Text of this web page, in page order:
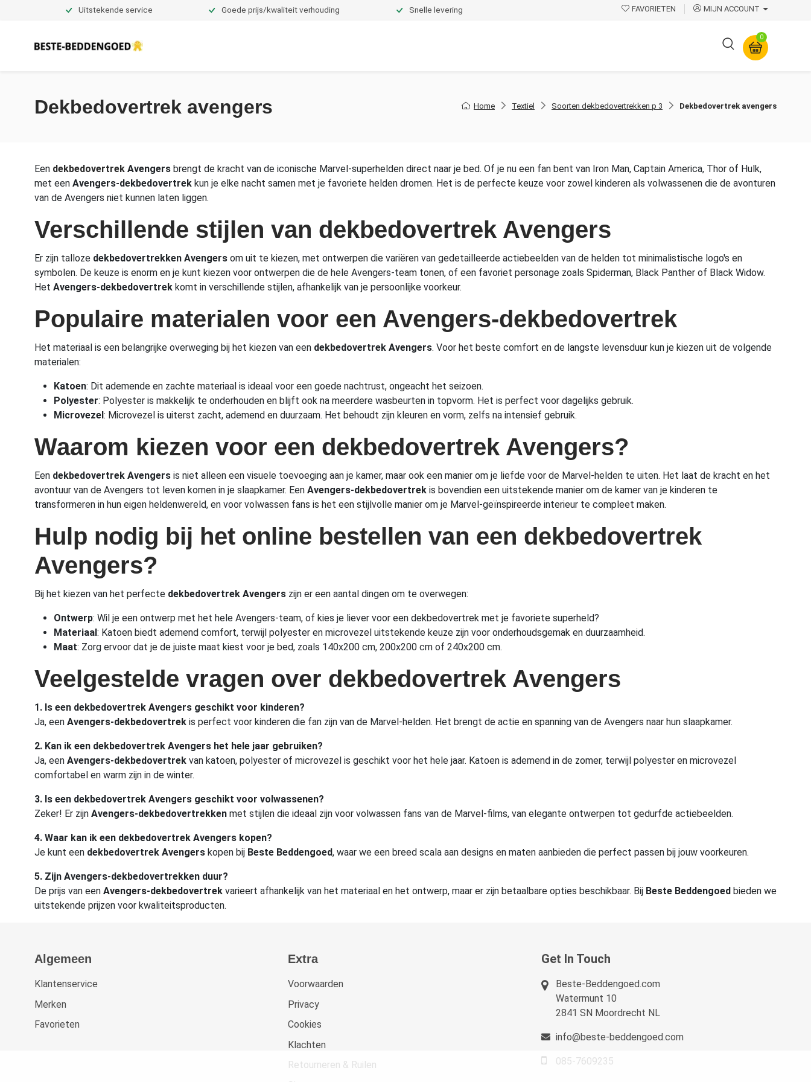
Uitstekende service Goede prijs/kwaliteit verhouding Snelle levering FAVORIETEN MIJN ACCOUNT
0
Home Textiel Soorten dekbedovertrekken p 3 Dekbedovertrek avengers
Dekbedovertrek avengers
Een dekbedovertrek Avengers brengt de kracht van de iconische Marvel-superhelden direct naar je bed. Of je nu een fan bent van Iron Man, Captain America, Thor of Hulk,
met een Avengers-dekbedovertrek kun je elke nacht samen met je favoriete helden dromen. Het is de perfecte keuze voor zowel kinderen als volwassenen die de avonturen
van de Avengers niet kunnen laten liggen.
Verschillende stijlen van dekbedovertrek Avengers
Er zijn talloze dekbedovertrekken Avengers om uit te kiezen, met ontwerpen die variëren van gedetailleerde actiebeelden van de helden tot minimalistische logo's en
symbolen. De keuze is enorm en je kunt kiezen voor ontwerpen die de hele Avengers-team tonen, of een favoriet personage zoals Spiderman, Black Panther of Black Widow.
Het Avengers-dekbedovertrek komt in verschillende stijlen, afhankelijk van je persoonlijke voorkeur.
Populaire materialen voor een Avengers-dekbedovertrek
Het materiaal is een belangrijke overweging bij het kiezen van een dekbedovertrek Avengers. Voor het beste comfort en de langste levensduur kun je kiezen uit de volgende
materialen:
Katoen: Dit ademende en zachte materiaal is ideaal voor een goede nachtrust, ongeacht het seizoen.
Polyester: Polyester is makkelijk te onderhouden en blijft ook na meerdere wasbeurten in topvorm. Het is perfect voor dagelijks gebruik.
Microvezel: Microvezel is uiterst zacht, ademend en duurzaam. Het behoudt zijn kleuren en vorm, zelfs na intensief gebruik.
Waarom kiezen voor een dekbedovertrek Avengers?
Een dekbedovertrek Avengers is niet alleen een visuele toevoeging aan je kamer, maar ook een manier om je liefde voor de Marvel-helden te uiten. Het laat de kracht en het
avontuur van de Avengers tot leven komen in je slaapkamer. Een Avengers-dekbedovertrek is bovendien een uitstekende manier om de kamer van je kinderen te
transformeren in hun eigen heldenwereld, en voor volwassen fans is het een stijlvolle manier om je Marvel-geïnspireerde interieur te compleet maken.
Hulp nodig bij het online bestellen van een dekbedovertrek
Avengers?
Bij het kiezen van het perfecte dekbedovertrek Avengers zijn er een aantal dingen om te overwegen:
Ontwerp: Wil je een ontwerp met het hele Avengers-team, of kies je liever voor een dekbedovertrek met je favoriete superheld?
Materiaal: Katoen biedt ademend comfort, terwijl polyester en microvezel uitstekende keuze zijn voor onderhoudsgemak en duurzaamheid.
Maat: Zorg ervoor dat je de juiste maat kiest voor je bed, zoals 140x200 cm, 200x200 cm of 240x200 cm.
Veelgestelde vragen over dekbedovertrek Avengers
1. Is een dekbedovertrek Avengers geschikt voor kinderen?
Ja, een Avengers-dekbedovertrek is perfect voor kinderen die fan zijn van de Marvel-helden. Het brengt de actie en spanning van de Avengers naar hun slaapkamer.
2. Kan ik een dekbedovertrek Avengers het hele jaar gebruiken?
Ja, een Avengers-dekbedovertrek van katoen, polyester of microvezel is geschikt voor het hele jaar. Katoen is ademend in de zomer, terwijl polyester en microvezel
comfortabel en warm zijn in de winter.
3. Is een dekbedovertrek Avengers geschikt voor volwassenen?
Zeker! Er zijn Avengers-dekbedovertrekken met stijlen die ideaal zijn voor volwassen fans van de Marvel-films, van elegante ontwerpen tot gedurfde actiebeelden.
4. Waar kan ik een dekbedovertrek Avengers kopen?
Je kunt een dekbedovertrek Avengers kopen bij Beste Beddengoed, waar we een breed scala aan designs en maten aanbieden die perfect passen bij jouw voorkeuren.
5. Zijn Avengers-dekbedovertrekken duur?
De prijs van een Avengers-dekbedovertrek varieert afhankelijk van het materiaal en het ontwerp, maar er zijn betaalbare opties beschikbaar. Bij Beste Beddengoed bieden we
uitstekende prijzen voor kwaliteitsproducten.
Algemeen
Klantenservice
Merken
Favorieten
Extra
Voorwaarden
Privacy
Cookies
Klachten
Retourneren & Ruilen
Get In Touch
Beste-Beddengoed.com
Watermunt 10
2841 SN Moordrecht NL
info@beste-beddengoed.com
085-7609235